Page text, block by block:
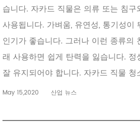
습니다. 자카드 직물은 의류 또는 침
사용됩니다. 가벼움, 유연성, 통기성이
인기가 좋습니다. 그러나 이런 종류의
래 사용하면 쉽게 탄력을 잃습니다. 정
잘 유지되어야 합니다. 자카드 직물 청
May 15,2020 산업 뉴스